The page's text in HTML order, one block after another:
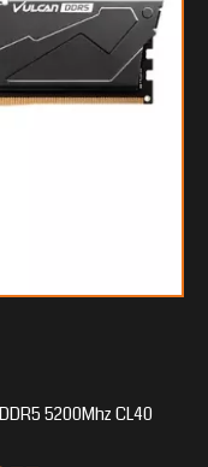
5200Mhz CL40